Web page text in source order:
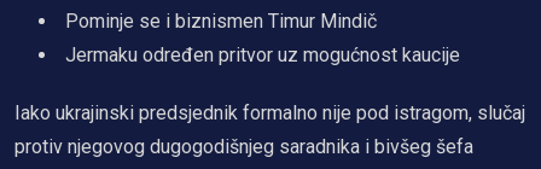
Pominje se i biznismen Timur Mindič
Jermaku određen pritvor uz mogućnost kaucije
Iako ukrajinski predsjednik formalno nije pod istragom, slučaj
protiv njegovog dugogodišnjeg saradnika i bivšeg šefa